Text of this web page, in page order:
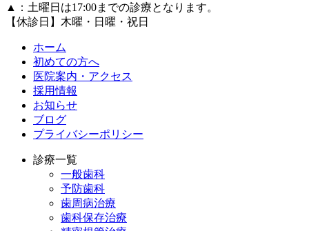
▲：土曜日は17:00までの診療となります。
【休診日】木曜・日曜・祝日
ホーム
初めての方へ
医院案内・アクセス
採用情報
お知らせ
ブログ
プライバシーポリシー
診療一覧
一般歯科
予防歯科
歯周病治療
歯科保存治療